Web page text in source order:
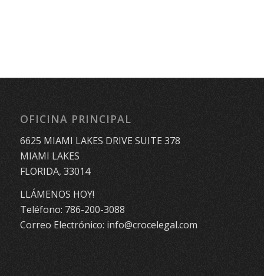
OFICINA PRINCIPAL
6625 MIAMI LAKES DRIVE SUITE 378
MIAMI LAKES
FLORIDA, 33014
LLÁMENOS HOY!
Teléfono: 786-200-3088
Correo Electrónico: info@crocelegal.com